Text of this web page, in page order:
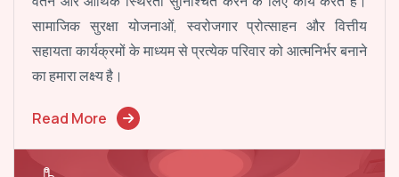
सामाजिक सुरक्षा योजनाओं, स्वरोजगार प्रोत्साहन और वित्तीय
सहायता कार्यक्रमों के माध्यम से प्रत्येक परिवार को आत्मनिर्भर बनाने
का हमारा लक्ष्य है।
Read More